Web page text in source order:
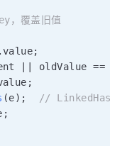
覆盖旧值
.value;
oldValue ==
;
(e) ;
//
;